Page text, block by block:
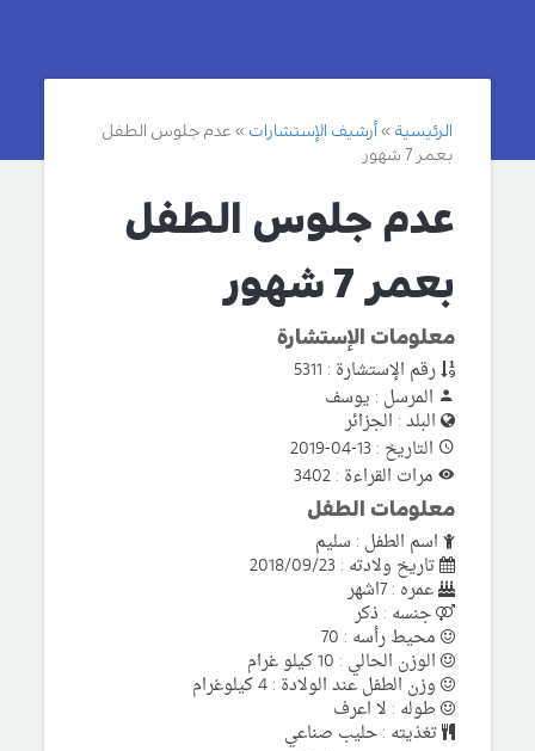
الرئيسية أرشيف الإستشارات
عدم جلوس الطفل
بعمر 7 شهور
عدم جلوس الطفل
بعمر 7 شهور
معلومات الإستشارة
رقم الإستشارة : 5311
المرسل : يوسف
البلد : الجزائر
التاريخ : 13-04-2019
مرات القراءة : 3402
معلومات الطفل
اسم الطفل : سليم
تاريخ ولادته : 2018/09/23
عمره : 7اشهر
جنسه : ذكر
محيط رأسه : 70
الوزن الحالي : 10 كيلو غرام
وزن الطفل عند الولادة : 4 كيلوغرام
طوله : لا اعرف
تغذيته : حليب صناعي